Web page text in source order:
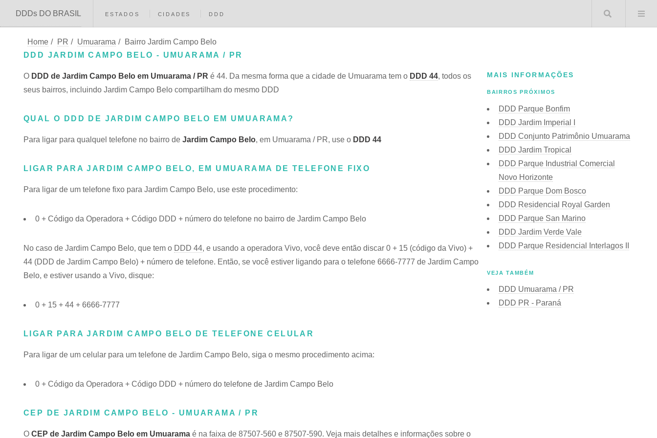
DDDs DO BRASIL ESTADOS CIDADES DDD Buscar
Home / PR / Umuarama /
Bairro Jardim Campo Belo
DDD JARDIM CAMPO BELO - UMUARAMA / PR
O DDD de Jardim Campo Belo em Umuarama / PR é 44. Da mesma forma que a cidade de Umuarama tem o DDD 44, todos os
seus bairros, incluindo Jardim Campo Belo compartilham do mesmo DDD
QUAL O DDD DE JARDIM CAMPO BELO EM UMUARAMA?
Para ligar para qualquel telefone no bairro de Jardim Campo Belo, em Umuarama / PR, use o DDD 44
LIGAR PARA JARDIM CAMPO BELO, EM UMUARAMA DE TELEFONE FIXO
Para ligar de um telefone fixo para Jardim Campo Belo, use este procedimento:
0 + Código da Operadora + Código DDD + número do telefone no bairro de Jardim Campo Belo
No caso de Jardim Campo Belo, que tem o DDD 44, e usando a operadora Vivo, você deve então discar 0 + 15 (código da Vivo) +
44 (DDD de Jardim Campo Belo) + número de telefone. Então, se você estiver ligando para o telefone 6666-7777 de Jardim Campo
Belo, e estiver usando a Vivo, disque:
0 + 15 + 44 + 6666-7777
LIGAR PARA JARDIM CAMPO BELO DE TELEFONE CELULAR
Para ligar de um celular para um telefone de Jardim Campo Belo, siga o mesmo procedimento acima:
0 + Código da Operadora + Código DDD + número do telefone de Jardim Campo Belo
CEP DE JARDIM CAMPO BELO - UMUARAMA / PR
O CEP de Jardim Campo Belo em Umuarama é na faixa de 87507-560 e 87507-590. Veja mais detalhes e informações sobre o
MAIS INFORMAÇÕES
BAIRROS PRÓXIMOS
DDD Parque Bonfim
DDD Jardim Imperial I
DDD Conjunto Patrimônio Umuarama
DDD Jardim Tropical
DDD Parque Industrial Comercial
Novo Horizonte
DDD Parque Dom Bosco
DDD Residencial Royal Garden
DDD Parque San Marino
DDD Jardim Verde Vale
DDD Parque Residencial Interlagos II
VEJA TAMBÉM
DDD Umuarama / PR
DDD PR - Paraná